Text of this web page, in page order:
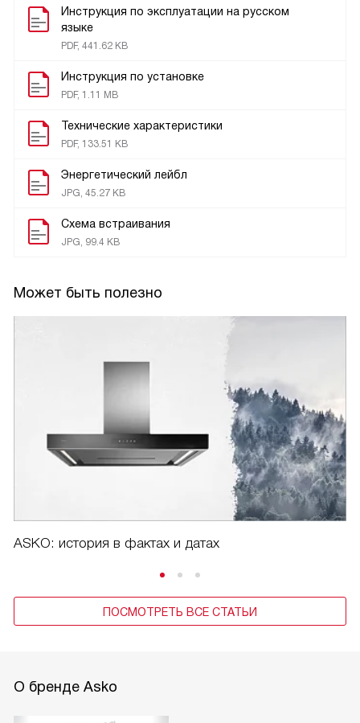
Инструкция по эксплуатации на русском
языке
PDF, 441.62 KB
Инструкция по установке
PDF, 1.11 MB
Технические характеристики
PDF, 133.51 KB
Энергетический лейбл
JPG, 45.27 KB
Схема встраивания
JPG, 99.4 KB
Может быть полезно
ASKO: история в фактах и датах
ПОСМОТРЕТЬ ВСЕ СТАТЬИ
О бренде Asko